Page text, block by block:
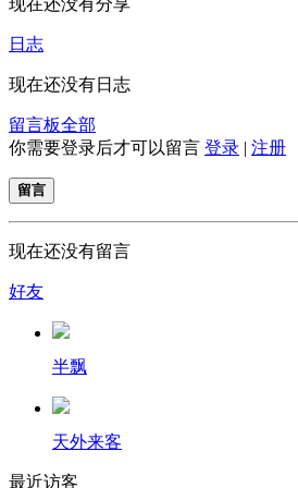
日志
现在还没有日志
留言板全部
你需要登录后才可以留言 登录 | 注册
留言
现在还没有留言
好友
半飘
天外来客
最近访客